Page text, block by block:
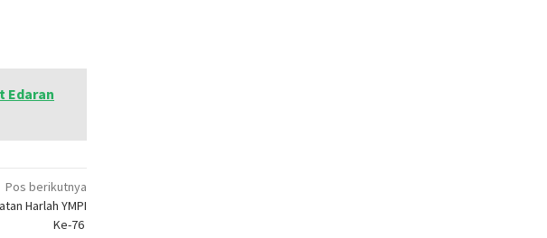
Edaran
Pos berikutnya
Harlah YMPI
Ke-76